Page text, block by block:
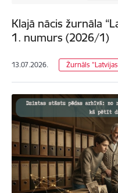
Klajā nācis žurnāla
1. numurs (2026/1)
13.07.2026. Žurnāls